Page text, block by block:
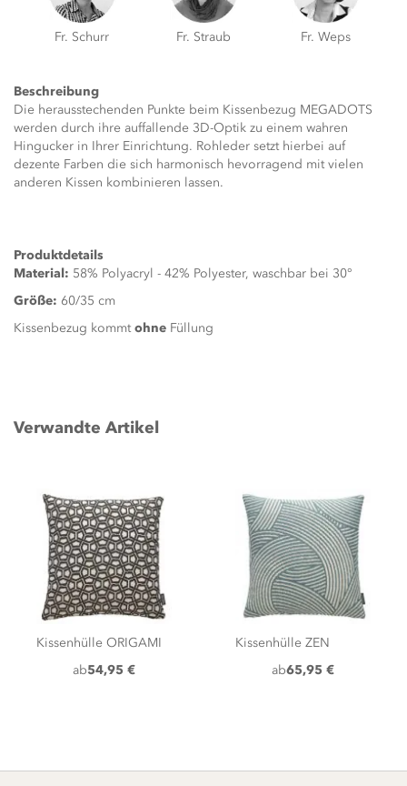
Fr. Schurr Fr. Straub Fr. Weps
Beschreibung
Die herausstechenden Punkte beim Kissenbezug MEGADOTS
werden durch ihre auffallende 3D-Optik zu einem wahren
Hingucker in Ihrer Einrichtung. Rohleder setzt hierbei auf
dezente Farben die sich harmonisch hevorragend mit vielen
anderen Kissen kombinieren lassen.
Produktdetails
Material: 58% Polyacryl - 42% Polyester, waschbar bei 30°
Größe: 60/35 cm
Kissenbezug kommtohne Füllung
Verwandte Artikel
Kissenhülle ORIGAMI
ab54,95 €
Kissenhülle ZEN
ab65,95 €